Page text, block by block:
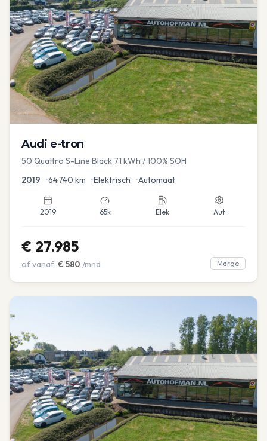
Audi e-tron
50 Quattro S-Line Black 71 kWh / 100% SOH
2019 •64.740 km •Elektrisch •Automaat
2019 65k Elek Aut
€ 27.985
of vanaf: € 580 /mnd Marge